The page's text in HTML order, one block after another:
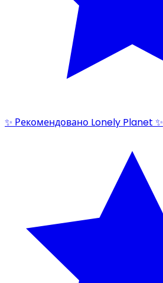
✨ Рекомендовано Lonely Planet ✨